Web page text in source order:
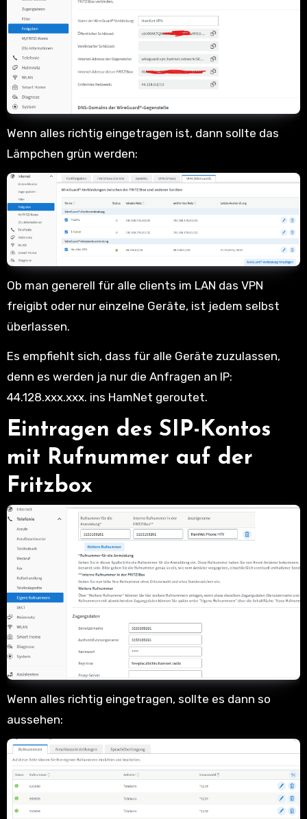
Wenn alles richtig eingetragen ist, dann sollte das
Lämpchen grün werden:
Ob man generell für alle clients im LAN das VPN
freigibt oder nur einzelne Geräte, ist jedem selbst
überlassen.
Es empfiehlt sich, dass für alle Geräte zuzulassen,
denn es werden ja nur die Anfragen an IP:
44.128.xxx.xxx. ins HamNet geroutet.
Eintragen des SIP-Kontos
mit Rufnummer auf der
Fritzbox
Wenn alles richtig eingetragen, sollte es dann so
aussehen: